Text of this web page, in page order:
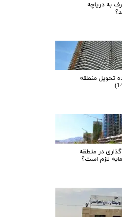
به دریاچه
تحویل منطقه
در منطقه